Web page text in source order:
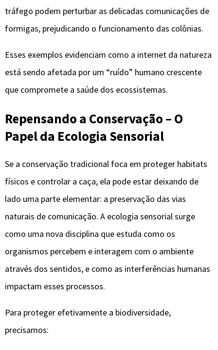
tráfego podem perturbar as delicadas comunicações de
formigas, prejudicando o funcionamento das colônias.
Esses exemplos evidenciam como a internet da natureza
está sendo afetada por um “ruído” humano crescente
que compromete a saúde dos ecossistemas.
Repensando a Conservação – O
Papel da Ecologia Sensorial
Se a conservação tradicional foca em proteger habitats
físicos e controlar a caça, ela pode estar deixando de
lado uma parte elementar: a preservação das vias
naturais de comunicação. A ecologia sensorial surge
como uma nova disciplina que estuda como os
organismos percebem e interagem com o ambiente
através dos sentidos, e como as interferências humanas
impactam esses processos.
Para proteger efetivamente a biodiversidade,
precisamos: